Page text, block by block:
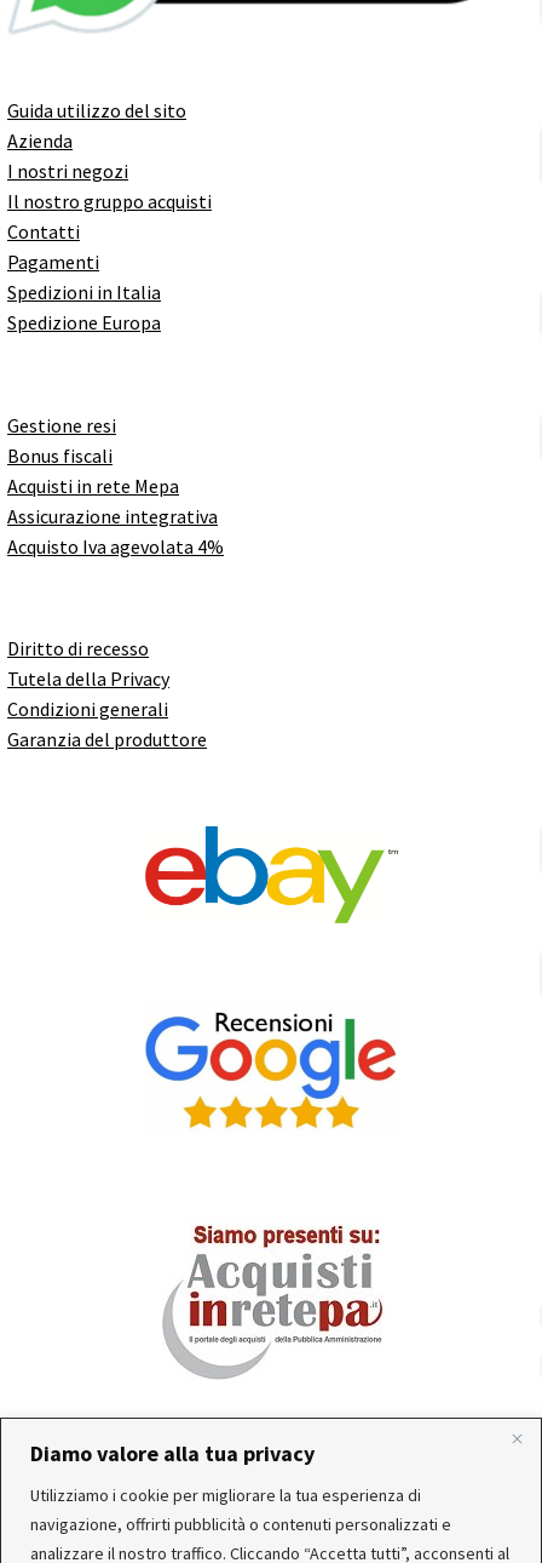
Diamo valore alla tua privacy
Utilizziamo i cookie per migliorare la tua esperienza di
navigazione, offrirti pubblicità o contenuti personalizzati e
analizzare il nostro traffico. Cliccando “Accetta tutti”, acconsenti al
In occasione delle FERIE ESTIVE, alcune aziende
produttrici e corrieri potrebbero sospendere o rallentare
temporaneamente le attività. Per questo motivo, gli
Guida utilizzo del sito
Azienda
I nostri negozi
Il nostro gruppo acquisti
Contatti
Pagamenti
Spedizioni in Italia
Spedizione Europa
Gestione resi
Bonus fiscali
Acquisti in rete Mepa
Assicurazione integrativa
Acquisto Iva agevolata 4%
Diritto di recesso
Tutela della Privacy
Condizioni generali
Garanzia del produttore
Servizio clienti attivo: Da Lunedì a Venerdì dalle 10:30 alle
12:30 e dalle 15:30 alle 17:30